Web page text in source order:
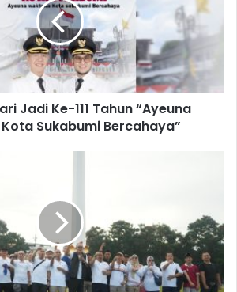
Jadi Ke-111 Tahun “Ayeuna
Sukabumi Bercahaya”